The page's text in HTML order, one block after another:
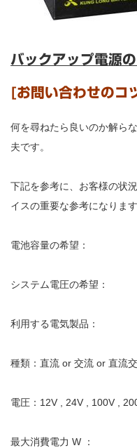
バックアップ電源
[お問い合わせのコ
何を尋ねたら良いのか解ら
夫です。
下記を参考に、お客様の状
イスの重要な参考になります
電池容量の希望：
システム電圧の希望：
利用する電気製品：
種類：直流 or 交流 or 直流
電圧：12V , 24V , 100V ,
最大消費電力 W ：